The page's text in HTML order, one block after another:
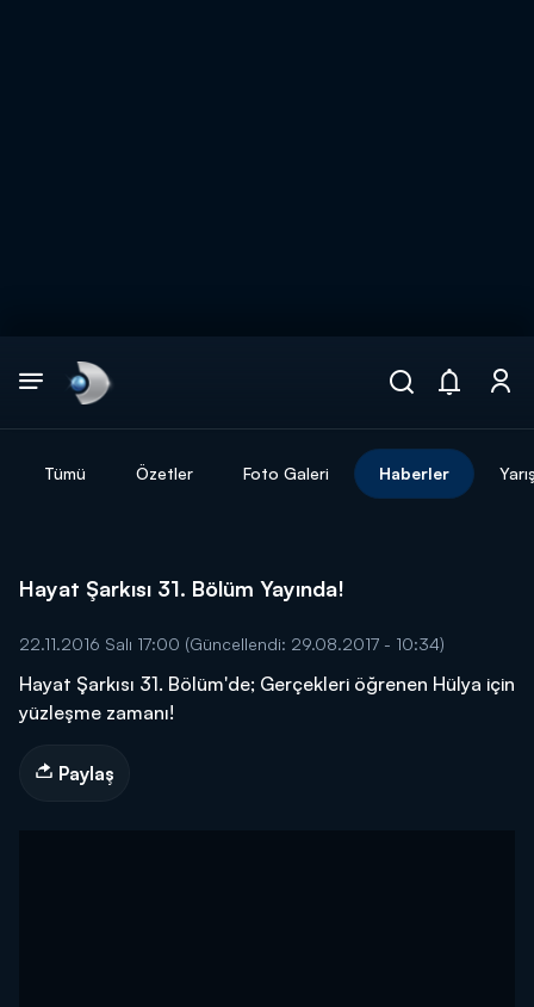
Tümü Özetler Foto Galeri Haberler
Hayat Şarkısı 31. Bölüm Yayında!
22.11.2016 Salı 17:00 (Güncellendi: 29.08.2017 - 10:34)
Hayat Şarkısı 31. Bölüm'de; Gerçekleri öğrenen Hülya için
yüzleşme zamanı!
Paylaş